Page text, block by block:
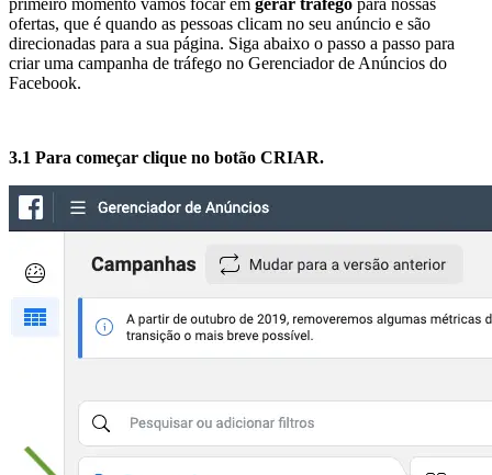
ofertas, que é quando as pessoas clicam no seu anúncio e são
direcionadas para a sua página. Siga abaixo o passo a passo para
criar uma campanha de tráfego no Gerenciador de Anúncios do
Facebook.
3.1 Para começar clique no botão CRIAR.